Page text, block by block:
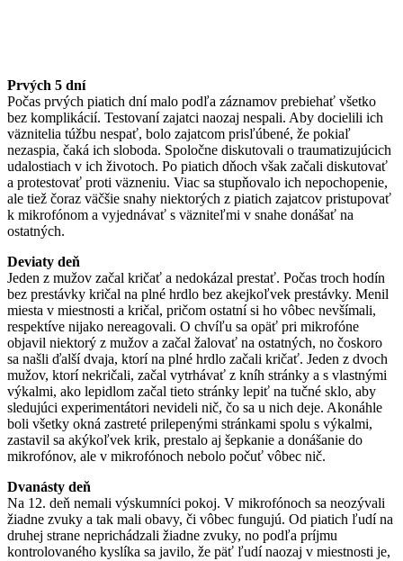
Prvých 5 dní
Počas prvých piatich dní malo podľa záznamov prebiehať všetko
bez komplikácií. Testovaní zajatci naozaj nespali. Aby docielili ich
väznitelia túžbu nespať, bolo zajatcom prisľúbené, že pokiaľ
nezaspia, čaká ich sloboda. Spoločne diskutovali o traumatizujúcich
udalostiach v ich životoch. Po piatich dňoch však začali diskutovať
a protestovať proti väzneniu. Viac sa stupňovalo ich nepochopenie,
ale tiež čoraz väčšie snahy niektorých z piatich zajatcov pristupovať
k mikrofónom a vyjednávať s väzniteľmi v snahe donášať na
ostatných.
Deviaty deň
Jeden z mužov začal kričať a nedokázal prestať. Počas troch hodín
bez prestávky kričal na plné hrdlo bez akejkoľvek prestávky. Menil
miesta v miestnosti a kričal, pričom ostatní si ho vôbec nevšímali,
respektíve nijako nereagovali. O chvíľu sa opäť pri mikrofóne
objavil niektorý z mužov a začal žalovať na ostatných, no čoskoro
sa našli ďalší dvaja, ktorí na plné hrdlo začali kričať. Jeden z dvoch
mužov, ktorí nekričali, začal vytrhávať z kníh stránky a s vlastnými
výkalmi, ako lepidlom začal tieto stránky lepiť na tučné sklo, aby
sledujúci experimentátori nevideli nič, čo sa u nich deje. Akonáhle
boli všetky okná zastreté prilepenými stránkami spolu s výkalmi,
zastavil sa akýkoľvek krik, prestalo aj šepkanie a donášanie do
mikrofónov, ale v mikrofónoch nebolo počuť vôbec nič.
Dvanásty deň
Na 12. deň nemali výskumníci pokoj. V mikrofónoch sa neozývali
žiadne zvuky a tak mali obavy, či vôbec fungujú. Od piatich ľudí na
druhej strane neprichádzali žiadne zvuky, no podľa príjmu
kontrolovaného kyslíka sa javilo, že päť ľudí naozaj v miestnosti je,